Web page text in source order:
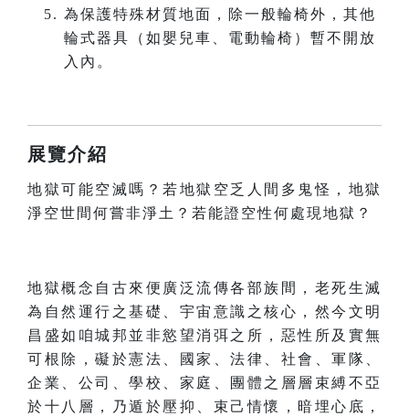
為保護特殊材質地面，除一般輪椅外，其他
輪式器具（如嬰兒車、電動輪椅）暫不開放
入內。
展覽介紹
地獄可能空滅嗎？若地獄空乏人間多鬼怪，地獄
淨空世間何嘗非淨土？若能證空性何處現地獄？
地獄概念自古來便廣泛流傳各部族間，老死生滅
為自然運行之基礎、宇宙意識之核心，然今文明
昌盛如咱城邦並非慾望消弭之所，惡性所及實無
可根除，礙於憲法、國家、法律、社會、軍隊、
企業、公司、學校、家庭、團體之層層束縛不亞
於十八層，乃遁於壓抑、束己情懷，暗埋心底，